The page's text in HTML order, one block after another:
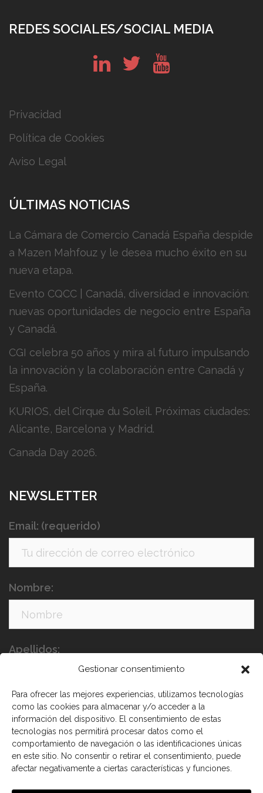
Gestionar consentimiento
Para ofrecer las mejores experiencias, utilizamos tecnologías
como las cookies para almacenar y/o acceder a la
información del dispositivo. El consentimiento de estas
tecnologías nos permitirá procesar datos como el
comportamiento de navegación o las identificaciones únicas
en este sitio. No consentir o retirar el consentimiento, puede
afectar negativamente a ciertas características y funciones.
REDES SOCIALES/SOCIAL MEDIA
Privacidad
Política de Cookies
Aviso Legal
ÚLTIMAS NOTICIAS
La Cámara de Comercio Canadá España despide
a Mazen Mahfouz y le desea mucho éxito en su
nueva etapa.
Evento CQCC | Canadá, diversidad e innovación:
nuevas oportunidades de negocio entre España
y Canadá.
CGI celebra 50 años y mira al futuro impulsando
la innovación y la colaboración entre Canadá y
España.
KURIOS, del Cirque du Soleil. Próximas ciudades:
Alicante, Barcelona y Madrid.
Canada Day 2026.
NEWSLETTER
Email: (requerido)
Nombre:
Apellidos:
He leído y acepto los términos y condiciones